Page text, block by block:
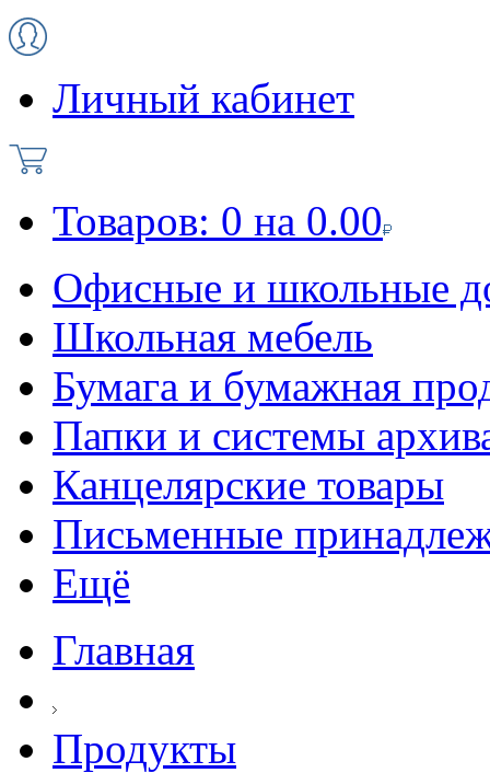
Личный кабинет
Товаров: 0 на 0.00
Офисные и школьные
Школьная мебель
Бумага и бумажная
Папки и системы
Канцелярские товары
Письменные
Ещё
Главная
Продукты